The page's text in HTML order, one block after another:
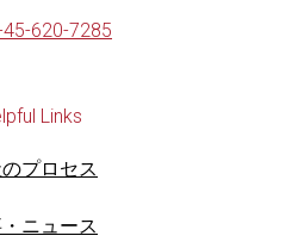
620-7285
Links
プロセス
ニュース